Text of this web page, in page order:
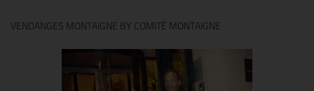
VENDANGES MONTAIGNE BY COMITÉ MONTAIGNE